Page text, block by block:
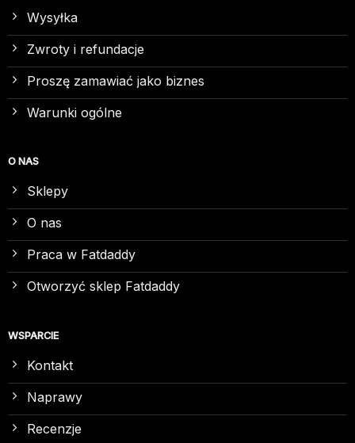
Wysyłka
Zwroty i refundacje
Proszę zamawiać jako biznes
Warunki ogólne
O NAS
Sklepy
O nas
Praca w Fatdaddy
Otworzyć sklep Fatdaddy
WSPARCIE
Kontakt
Naprawy
Recenzje